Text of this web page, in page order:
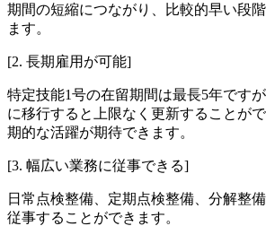
期間の短縮につながり、比較的早い段
ます。
[2. 長期雇用が可能]
特定技能1号の在留期間は最長5年です
に移行すると上限なく更新することが
期的な活躍が期待できます。
[3. 幅広い業務に従事できる]
日常点検整備、定期点検整備、分解整
従事することができます。